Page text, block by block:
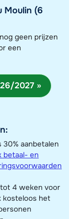
accommodaties. De
Moulin (6
geen prijzen
een
2027 »
30% aanbetalen
betaal- en
4 weken voor
kosteloos het